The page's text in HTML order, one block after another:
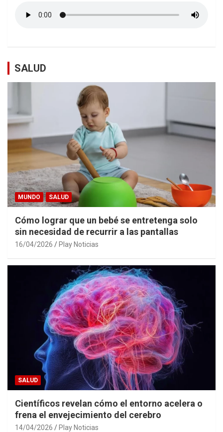
SALUD
MUNDO SALUD
Cómo lograr que un bebé se entretenga solo
sin necesidad de recurrir a las pantallas
16/04/2026 Play Noticias
SALUD
Científicos revelan cómo el entorno acelera o
frena el envejecimiento del cerebro
14/04/2026 Play Noticias